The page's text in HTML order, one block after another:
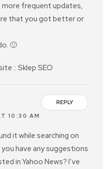
more frequent updates,
that you got better or
🙂
:: Sklep SEO
REPLY
10:30 AM
it while searching on
you have any suggestions
in Yahoo News? I’ve